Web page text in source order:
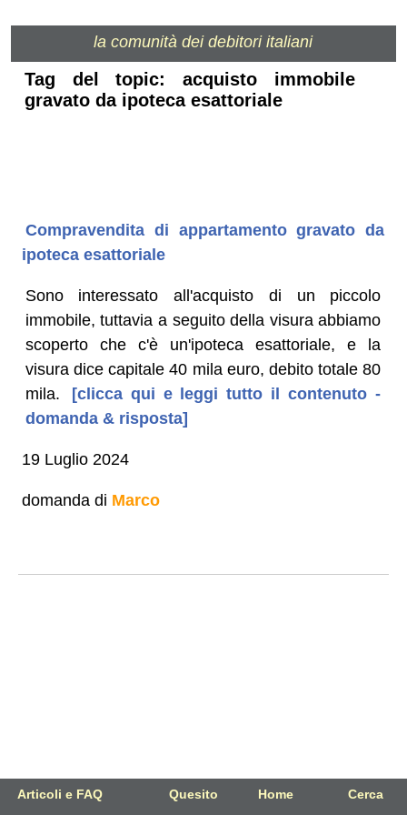
la comunità dei debitori italiani
Articoli e FAQ Quesito Home Cerca
Tag del topic: acquisto immobile
gravato da ipoteca esattoriale
Compravendita di appartamento gravato da
ipoteca esattoriale
Sono interessato all'acquisto di un piccolo
immobile, tuttavia a seguito della visura abbiamo
scoperto che c'è un'ipoteca esattoriale, e la
visura dice capitale 40 mila euro, debito totale 80
mila.
[clicca qui e leggi tutto il contenuto -
domanda & risposta]
19 Luglio 2024
domanda di Marco